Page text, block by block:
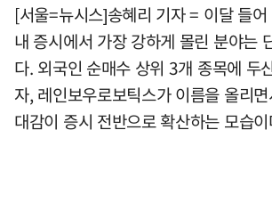
[서울=뉴시스]송혜리 기자 = 이달 들
내 증시에서 가장 강하게 몰린 분야는
다. 외국인 순매수 상위 3개 종목에 두
자, 레인보우로보틱스가 이름을 올리
대감이 증시 전반으로 확산하는 모습